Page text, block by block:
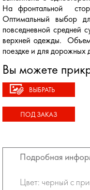
На фронтальной
Оптимальный выбор
повседневной средней
верхней одежды. Объем
поездке и для
Вы можете
ВЫБРАТЬ
ПОД ЗАКАЗ
Подробная
Цвет: черный с